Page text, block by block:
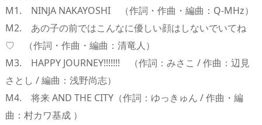
M1. NINJA NAKAYOSHI （作詞・作曲・編曲：Q-MHz）
M2. あの子の前ではこんなに優しい顔はしないでいてね
♡ （作詞・作曲・編曲：清竜人）
M3. HAPPY JOURNEY!!!!!!! （作詞：みさこ / 作曲：辺見
さとし / 編曲：浅野尚志）
M4. 将来 AND THE CITY（作詞：ゆっきゅん / 作曲・編
曲：村カワ基成 ）